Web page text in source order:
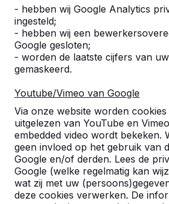
- hebben wij Google Analytics
ingesteld;
- hebben wij een
Google gesloten;
- worden de laatste cijfers van
gemaskeerd.
Youtube/Vimeo van Google
Via onze website worden
uitgelezen van YouTube en
embedded video wordt bekeken.
geen invloed op het gebruik van
Google en/of derden. Lees de
Google (welke regelmatig kan
wat zij met uw
deze cookies verwerken. De
Toevoegen aan
Toevoegen aan
Gratis levering en plaatsing in
Geleverd binnen 4 werkweken.
Hoe werkt de levering?Bekijk